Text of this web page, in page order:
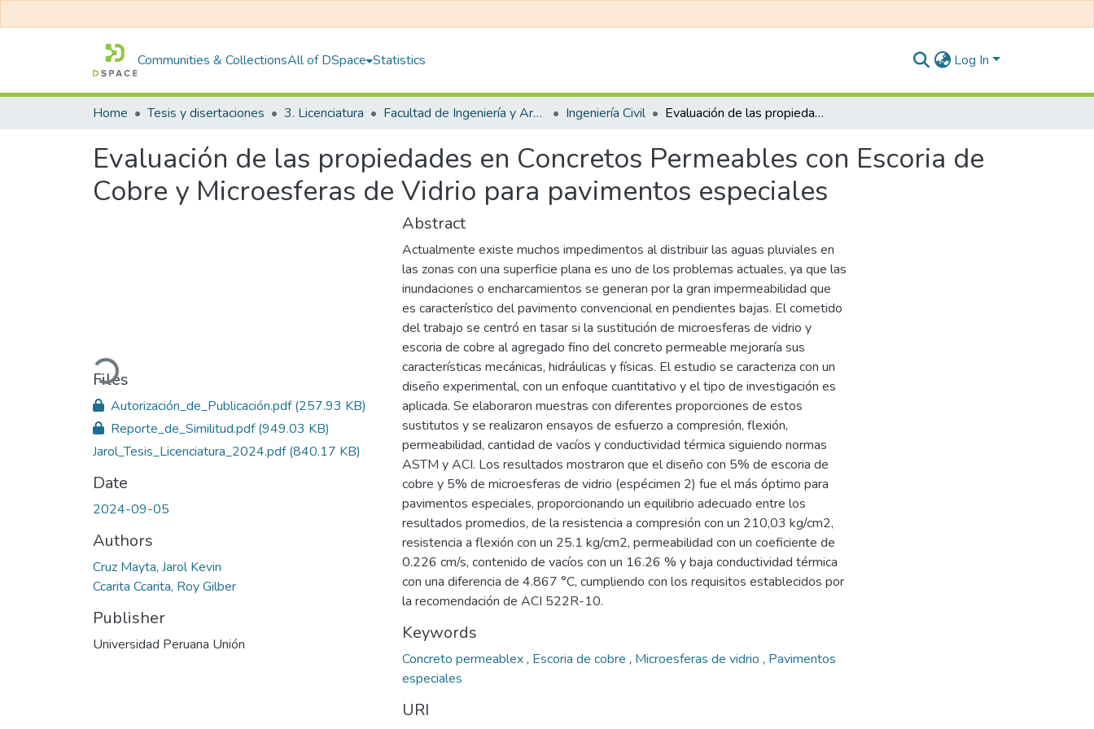
Communities & CollectionsAll of DSpace Statistics Log In
Home Tesis y disertaciones 3. Licenciatura Facultad de Ingeniería y Arquitectura Ingeniería Civil Evaluación de las propiedades en Concretos Permeables con Escoria de Cobre y Microesferas de Vidrio para pavimentos especiales
Evaluación de las propiedades en Concretos Permeables con Escoria de
Cobre y Microesferas de Vidrio para pavimentos especiales
Loading...
Files
Autorización_de_Publicación.pdf(257.93 KB)
Reporte_de_Similitud.pdf(949.03 KB)
Jarol_Tesis_Licenciatura_2024.pdf(840.17 KB)
Date
2024-09-05
Authors
Cruz Mayta, Jarol Kevin
Ccarita Ccarita, Roy Gilber
Publisher
Universidad Peruana Unión
Abstract
Actualmente existe muchos impedimentos al distribuir las aguas pluviales en
las zonas con una superficie plana es uno de los problemas actuales, ya que las
inundaciones o encharcamientos se generan por la gran impermeabilidad que
es característico del pavimento convencional en pendientes bajas. El cometido
del trabajo se centró en tasar si la sustitución de microesferas de vidrio y
escoria de cobre al agregado fino del concreto permeable mejoraría sus
características mecánicas, hidráulicas y físicas. El estudio se caracteriza con un
diseño experimental, con un enfoque cuantitativo y el tipo de investigación es
aplicada. Se elaboraron muestras con diferentes proporciones de estos
sustitutos y se realizaron ensayos de esfuerzo a compresión, flexión,
permeabilidad, cantidad de vacíos y conductividad térmica siguiendo normas
ASTM y ACI. Los resultados mostraron que el diseño con 5% de escoria de
cobre y 5% de microesferas de vidrio (espécimen 2) fue el más óptimo para
pavimentos especiales, proporcionando un equilibrio adecuado entre los
resultados promedios, de la resistencia a compresión con un 210,03 kg/cm2,
resistencia a flexión con un 25.1 kg/cm2, permeabilidad con un coeficiente de
0.226 cm/s, contenido de vacíos con un 16.26 % y baja conductividad térmica
con una diferencia de 4.867 °C, cumpliendo con los requisitos establecidos por
la recomendación de ACI 522R-10.
Keywords
Concreto permeablex, Escoria de cobre , Microesferas de vidrio , Pavimentos
especiales
URI